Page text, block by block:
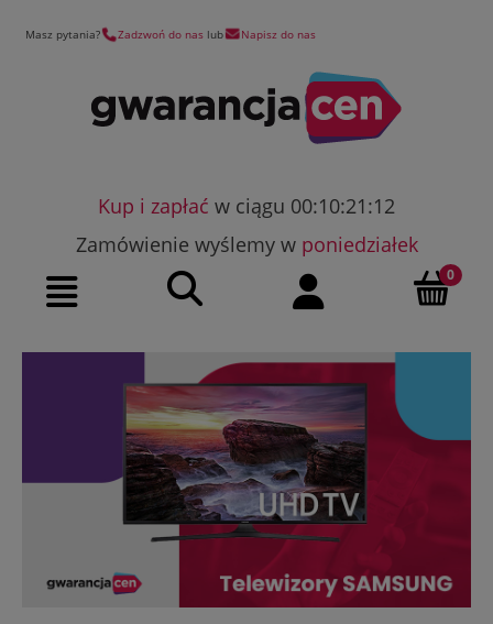
Masz pytania? Zadzwoń do nas lub Napisz do nas
Kup i zapłać w ciągu 00:10:21:11
Zamówienie wyślemy w poniedziałek